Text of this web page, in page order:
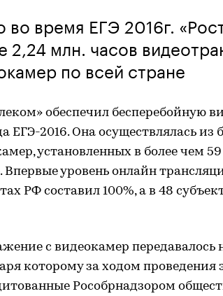
во время ЕГЭ 2016г.
2,24 млн. часов
по всей стране
обеспечил бесперебойную
ЕГЭ-2016. Она осуществлялась из
установленных в более чем
Впервые уровень онлайн
РФ составил 100%, а в 48
с видеокамер передавалось
которому за ходом проведения
Рособрнадзором